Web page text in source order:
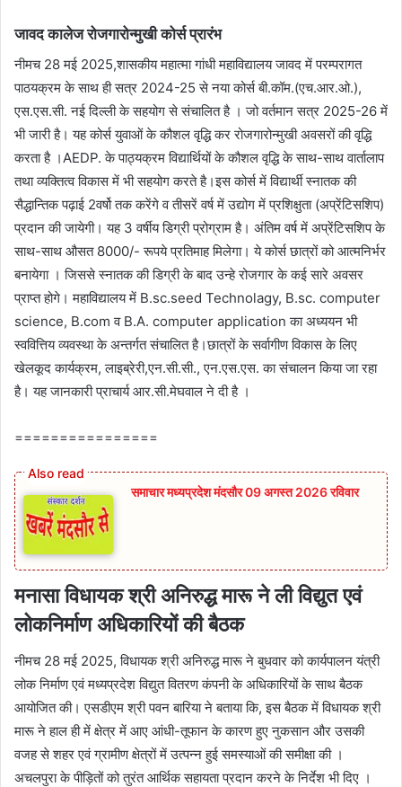
जावद कालेज रोजगारोन्‍मुखी कोर्स प्रारंभ
नीमच 28 मई 2025,शासकीय महात्‍मा गांधी महाविद्यालय जावद में परम्‍परागत
पाठयक्रम के साथ ही सत्र 2024-25 से नया कोर्स बी.कॉम.(एच.आर.ओ.),
एस.एस.सी. नई दिल्‍ली के सहयोग से संचालित है । जो वर्तमान सत्र 2025-26 में
भी जारी है। यह कोर्स युवाओं के कौशल वृद्धि कर रोजगारोन्‍मुखी अवसरों की वृद्धि
करता है ।AEDP. के पाठ्यक्रम विद्यार्थियों के कौशल वृद्धि के साथ-साथ वार्तालाप
तथा व्‍यक्तित्‍व विकास में भी सहयोग करते है।इस कोर्स में विद्यार्थी स्‍नातक की
सैद्धान्तिक पढ़ाई 2वर्षो तक करेंगे व तीसरें वर्ष में उद्योग में प्रशिक्षुता (अप्रेंटिसशिप)
प्रदान की जायेगी। यह 3 वर्षीय डिग्री प्रोग्राम है। अंतिम वर्ष में अप्रेंटिसशिप के
साथ-साथ औसत 8000/- रूपये प्रतिमाह मिलेगा। ये कोर्स छात्रों को आत्‍मनिर्भर
बनायेगा । जिससे स्‍नातक की डिग्री के बाद उन्‍हे रोजगार के कई सारे अवसर
प्राप्‍त होगे। महाविद्यालय में B.sc.seed Technolagy, B.sc. computer
science, B.com व B.A. computer application का अध्‍ययन भी
स्‍ववित्तिय व्‍यवस्‍था के अन्‍तर्गत संचालित है।छात्रों के सर्वागीण विकास के लिए
खेलकूद कार्यक्रम, लाइब्रेरी,एन.सी.सी., एन.एस.एस. का संचालन किया जा रहा
है। यह जानकारी प्राचार्य आर.सी.मेघवाल ने दी है ।
================
समाचार मध्यप्रदेश मंदसौर 09 अगस्त 2026 रविवार
मनासा विधायक श्री अनिरुद्ध मारू ने ली विद्युत एवं
लोकनिर्माण अधिकारियों की बैठक
नीमच 28 मई 2025, विधायक श्री अनिरुद्ध मारू ने बुधवार को कार्यपालन यंत्री
लोक निर्माण एवं मध्यप्रदेश विद्युत वितरण कंपनी के अधिकारियों के साथ बैठक
आयोजित की। एसडीएम श्री पवन बारिया ने बताया कि, इस बैठक में विधायक श्री
मारू ने हाल ही में क्षेत्र में आए आंधी-तूफान के कारण हुए नुकसान और उसकी
वजह से शहर एवं ग्रामीण क्षेत्रों में उत्पन्न हुई समस्याओं की समीक्षा की ।
अचलपुरा के पीड़ितों को तुरंत आर्थिक सहायता प्रदान करने के निर्देश भी दिए ।